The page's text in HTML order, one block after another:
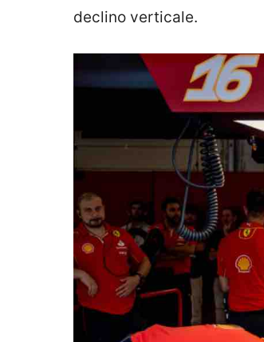
declino verticale.